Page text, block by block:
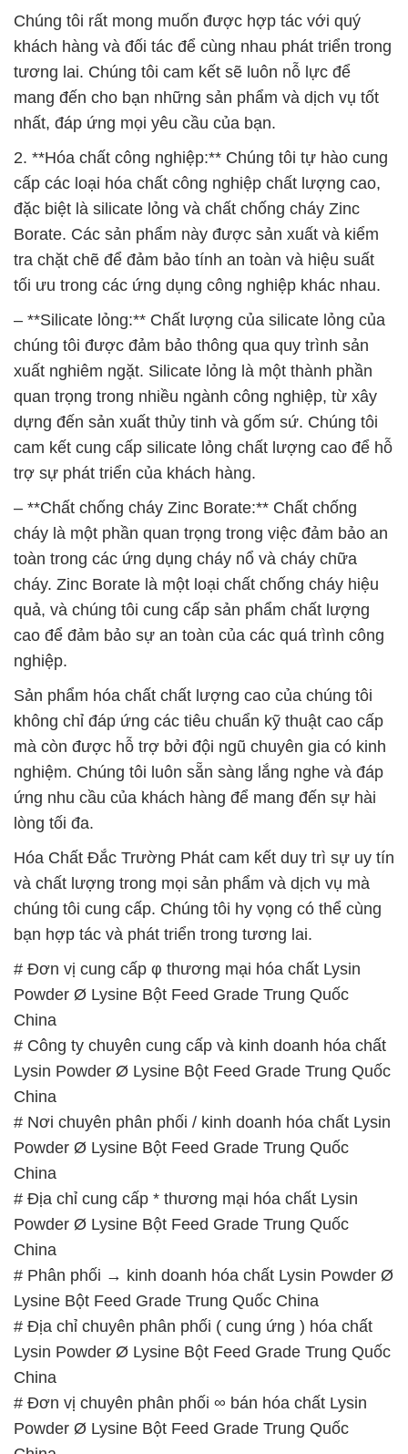
nhất, đáp ứng mọi yêu cầu của bạn.
2. **Hóa chất công nghiệp:** Chúng tôi tự hào cung
cấp các loại hóa chất công nghiệp chất lượng cao,
đặc biệt là silicate lỏng và chất chống cháy Zinc
Borate. Các sản phẩm này được sản xuất và kiểm
tra chặt chẽ để đảm bảo tính an toàn và hiệu suất
tối ưu trong các ứng dụng công nghiệp khác nhau.
– **Silicate lỏng:** Chất lượng của silicate lỏng của
chúng tôi được đảm bảo thông qua quy trình sản
xuất nghiêm ngặt. Silicate lỏng là một thành phần
quan trọng trong nhiều ngành công nghiệp, từ xây
dựng đến sản xuất thủy tinh và gốm sứ. Chúng tôi
cam kết cung cấp silicate lỏng chất lượng cao để hỗ
trợ sự phát triển của khách hàng.
– **Chất chống cháy Zinc Borate:** Chất chống
cháy là một phần quan trọng trong việc đảm bảo an
toàn trong các ứng dụng cháy nổ và cháy chữa
cháy. Zinc Borate là một loại chất chống cháy hiệu
quả, và chúng tôi cung cấp sản phẩm chất lượng
cao để đảm bảo sự an toàn của các quá trình công
nghiệp.
Sản phẩm hóa chất chất lượng cao của chúng tôi
không chỉ đáp ứng các tiêu chuẩn kỹ thuật cao cấp
mà còn được hỗ trợ bởi đội ngũ chuyên gia có kinh
nghiệm. Chúng tôi luôn sẵn sàng lắng nghe và đáp
ứng nhu cầu của khách hàng để mang đến sự hài
lòng tối đa.
Hóa Chất Đắc Trường Phát cam kết duy trì sự uy tín
và chất lượng trong mọi sản phẩm và dịch vụ mà
chúng tôi cung cấp. Chúng tôi hy vọng có thể cùng
bạn hợp tác và phát triển trong tương lai.
# Đơn vị cung cấp φ thương mại hóa chất Lysin
Powder Ø Lysine Bột Feed Grade Trung Quốc
China
# Công ty chuyên cung cấp và kinh doanh hóa chất
Lysin Powder Ø Lysine Bột Feed Grade Trung Quốc
China
# Nơi chuyên phân phối / kinh doanh hóa chất Lysin
Powder Ø Lysine Bột Feed Grade Trung Quốc
China
# Địa chỉ cung cấp * thương mại hóa chất Lysin
Powder Ø Lysine Bột Feed Grade Trung Quốc
China
# Phân phối → kinh doanh hóa chất Lysin Powder Ø
Lysine Bột Feed Grade Trung Quốc China
# Địa chỉ chuyên phân phối ( cung ứng ) hóa chất
Lysin Powder Ø Lysine Bột Feed Grade Trung Quốc
China
# Đơn vị chuyên phân phối ∞ bán hóa chất Lysin
Powder Ø Lysine Bột Feed Grade Trung Quốc
China
# Nơi phân phối Ω thương mại hóa chất Lysin
Powder Ø Lysine Bột Feed Grade Trung Quốc
China
# Địa chỉ phân phối & bán hóa chất Lysin Powder Ø